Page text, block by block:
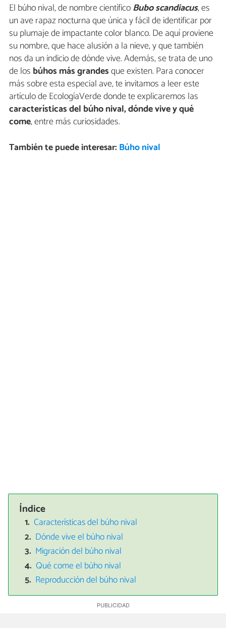
El búho nival, de nombre científicoBubo scandiacus, es
un ave rapaz nocturna que única y fácil de identificar por
su plumaje de impactante color blanco. De aquí proviene
su nombre, que hace alusión a la nieve, y que también
nos da un indicio de dónde vive. Además, se trata de uno
de los búhos más grandesque existen. Para conocer
más sobre esta especial ave, te invitamos a leer este
artículo de EcologíaVerde donde te explicaremos las
características del búho nival, dónde vive y qué
come, entre más curiosidades.
También te puede interesar: Búho nival
Índice
Características del búho nival
Dónde vive el búho nival
Migración del búho nival
Qué come el búho nival
Reproducción del búho nival